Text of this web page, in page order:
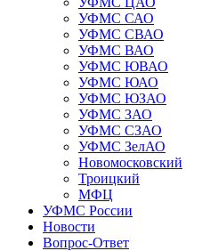
УФМС САО
УФМС СВАО
УФМС ВАО
УФМС ЮВАО
УФМС ЮАО
УФМС ЮЗАО
УФМС ЗАО
УФМС СЗАО
УФМС ЗелАО
Новомосковский
Троицкий
МФЦ
УФМС России
Новости
Вопрос-Ответ